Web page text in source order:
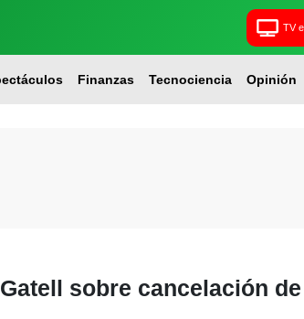
TV
Finanzas Tecnociencia Opinión
sobre cancelación de